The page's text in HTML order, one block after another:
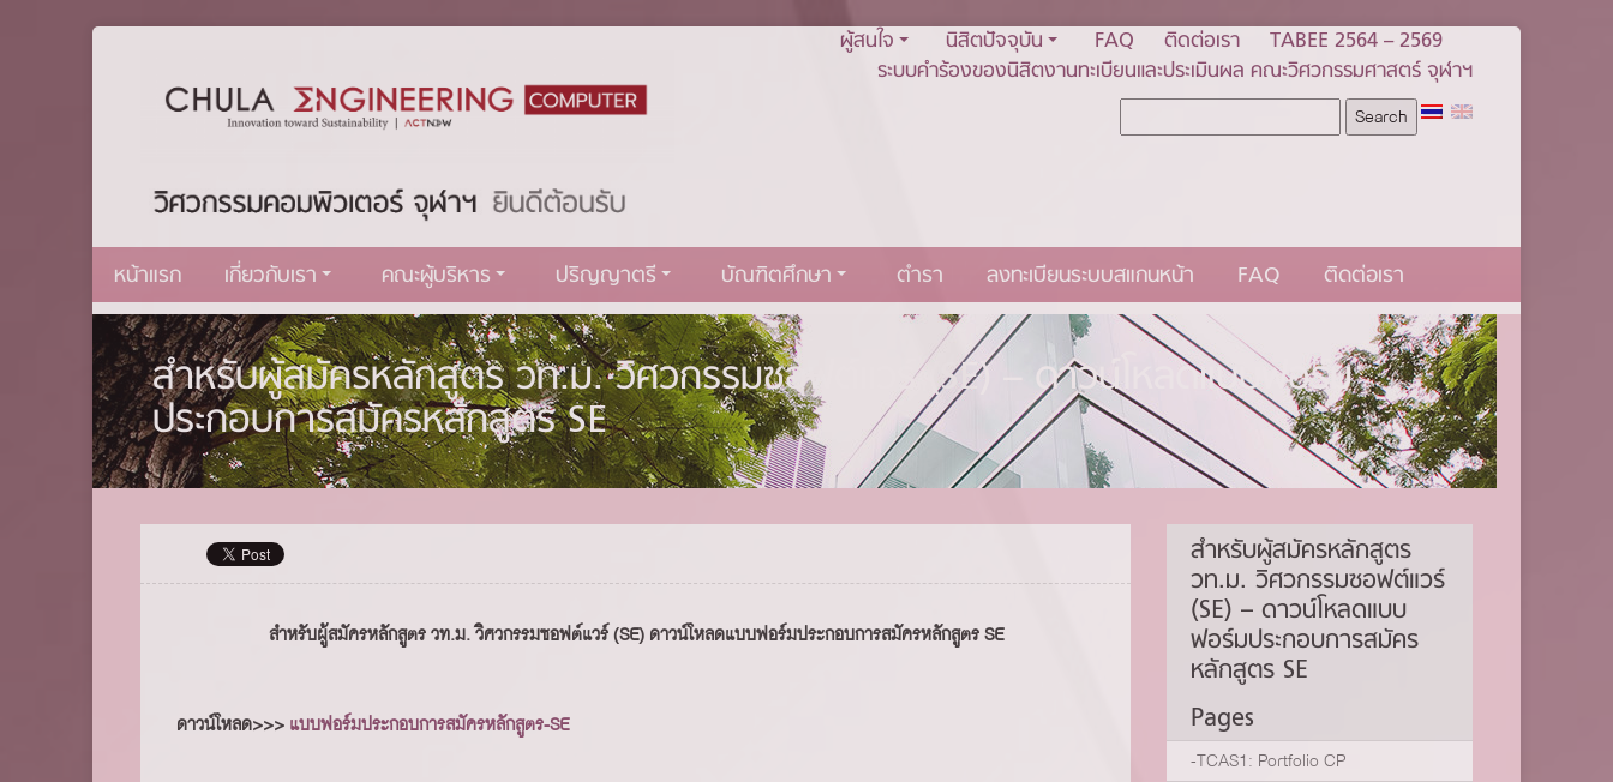
ผู้สนใจ นิสิตปัจจุบัน FAQ ติดต่อเรา
TABEE 2564 – 2569
ระบบคำร้องของนิสิตงานทะเบียนและประเมินผล คณะวิศวกรรมศาสตร์ จุฬาฯ
หน้าแรก เกี่ยวกับเรา คณะผู้บริหาร ปริญญาตรี บัณฑิตศึกษา ตำรา ลงทะเบียนระบบสแกนหน้า FAQ ติดต่อเรา
สำหรับผู้สมัครหลักสูตร วท.ม. วิศวกรรมซอฟต์แวร์ (SE) – ดาวน์โหลดแบบฟอร์ม
ประกอบการสมัครหลักสูตร SE
สำหรับผู้สมัครหลักสูตร วท.ม. วิศวกรรมซอฟต์แวร์ (SE) ดาวน์โหลดแบบฟอร์มประกอบการสมัครหลักสูตร SE
ดาวน์โหลด>>>แบบฟอร์มประกอบการสมัครหลักสูตร-SE
สำหรับผู้สมัครหลักสูตร
วท.ม. วิศวกรรมซอฟต์แวร์
(SE) – ดาวน์โหลดแบบ
ฟอร์มประกอบการสมัคร
หลักสูตร SE
Pages
-TCAS1: Portfolio CP